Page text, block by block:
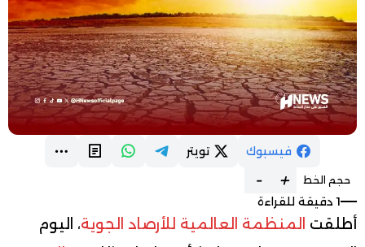
فيسبوك تويتر
حجم الخط +
-
1 دقيقة للقراءة
أطلقت المنظمة العالمية للأرصاد الجوية، اليوم